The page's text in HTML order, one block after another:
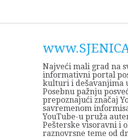
Najveći mali grad na
informativni portal
kulturi i dešavanjima
Posebnu pažnju
prepoznajući značaj
savremenom
YouTube-u pruža
Pešterske visoravni i
raznovrsne teme od